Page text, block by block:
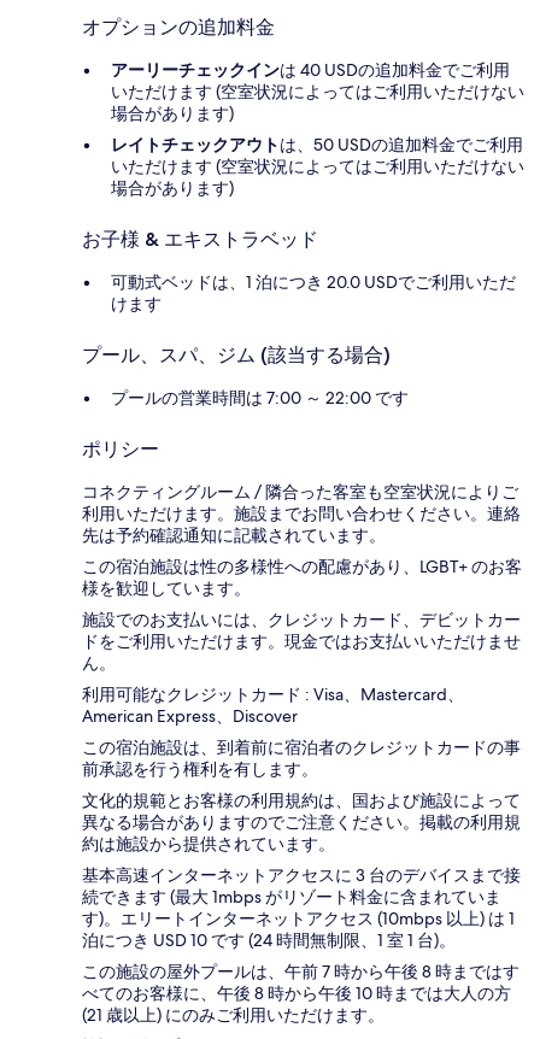
オプションの追加料金
アーリーチェックインは 40 USDの追加料金でご利用
いただけます (空室状況によってはご利用いただけない
場合があります)
レイトチェックアウトは、50 USDの追加料金でご利用
いただけます (空室状況によってはご利用いただけない
場合があります)
お子様 & エキストラベッド
可動式ベッドは、1 泊につき 20.0 USDでご利用いただ
けます
プール、スパ、ジム (該当する場合)
プールの営業時間は 7:00 ～ 22:00 です
ポリシー
コネクティングルーム / 隣合った客室も空室状況によりご
利用いただけます。施設までお問い合わせください。連絡
先は予約確認通知に記載されています。
この宿泊施設は性の多様性への配慮があり、LGBT+ のお客
様を歓迎しています。
施設でのお支払いには、クレジットカード、デビットカー
ドをご利用いただけます。現金ではお支払いいただけませ
ん。
利用可能なクレジットカード : Visa、Mastercard、
American Express、Discover
この宿泊施設は、到着前に宿泊者のクレジットカードの事
前承認を行う権利を有します。
文化的規範とお客様の利用規約は、国および施設によって
異なる場合がありますのでご注意ください。掲載の利用規
約は施設から提供されています。
基本高速インターネットアクセスに 3 台のデバイスまで接
続できます (最大 1mbps がリゾート料金に含まれていま
す)。エリートインターネットアクセス (10mbps 以上) は 1
泊につき USD 10 です (24 時間無制限、1 室 1 台)。
この施設の屋外プールは、午前 7 時から午後 8 時まではす
べてのお客様に、午後 8 時から午後 10 時までは大人の方
(21 歳以上) にのみご利用いただけます。